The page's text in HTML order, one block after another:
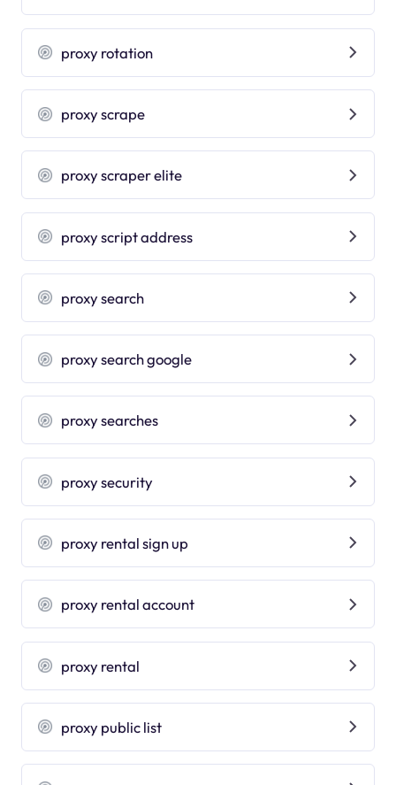
proxy rotation
proxy scrape
proxy scraper elite
proxy script address
proxy search
proxy search google
proxy searches
proxy security
proxy rental sign up
proxy rental account
proxy rental
proxy public list